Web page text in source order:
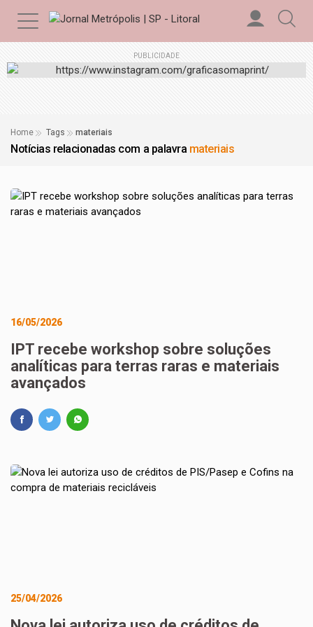
PUBLICIDADE
Home Tags materiais
Notícias relacionadas com a palavra materiais
16/05/2026
IPT recebe workshop sobre soluções
analíticas para terras raras e materiais
avançados
25/04/2026